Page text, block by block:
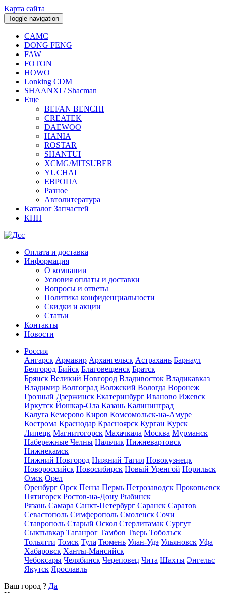
Карта сайта
Toggle navigation
CAMC
DONG FENG
FAW
FOTON
HOWO
Lonking CDM
SHAANXI / Shacman
Еще
BEFAN BENCHI
CREATEK
DAEWOO
HANIA
ROSTAR
SHANTUI
XCMG/MITSUBER
YUCHAI
ЕВРОПА
Разное
Aвтолитература
Каталог Запчастей
КПП
Оплата и доставка
Информация
О компании
Условия оплаты и доставки
Вопросы и ответы
Политика конфиденциальности
Скидки и акции
Статьи
Контакты
Новости
Россия
Ангарск Армавир Архангельск Астрахань Барнаул
Белгород Бийск Благовещенск Братск
Брянск Великий Новгород Владивосток Владикавказ
Владимир Волгоград Волжский Вологда Воронеж
Грозный Дзержинск Екатеринбург Иваново Ижевск
Иркутск Йошкар-Ола Казань Калининград
Калуга Кемерово Киров Комсомольск-на-Амуре
Кострома Краснодар Красноярск Курган Курск
Липецк Магнитогорск Махачкала Москва Мурманск
Набережные Челны Нальчик Нижневартовск
Нижнекамск
Нижний Новгород Нижний Тагил Новокузнецк
Новороссийск Новосибирск Новый Уренгой Норильск
Омск Орел
Оренбург Орск Пенза Пермь Петрозаводск Прокопьевск
Пятигорск Ростов-на-Дону Рыбинск
Рязань Самара Санкт-Петербург Саранск Саратов
Севастополь Симферополь Смоленск Сочи
Ставрополь Старый Оскол Стерлитамак Сургут
Сыктывкар Таганрог Тамбов Тверь Тобольск
Тольятти Томск Тула Тюмень Улан-Удэ Ульяновск Уфа
Хабаровск Ханты-Мансийск
Чебоксары Челябинск Череповец Чита Шахты Энгельс
Якутск Ярославль
Ваш город ? Да